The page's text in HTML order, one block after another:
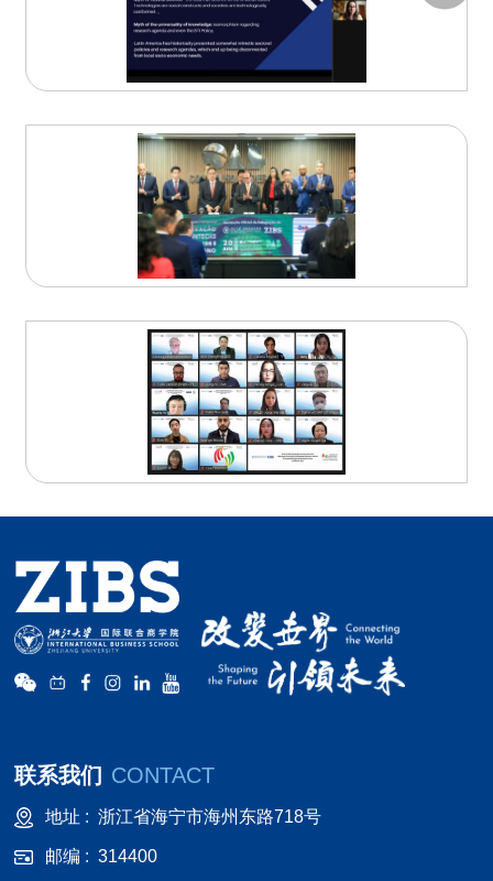
联系我们 CONTACT
地址 :浙江省海宁市海州东路718号
邮编 :314400